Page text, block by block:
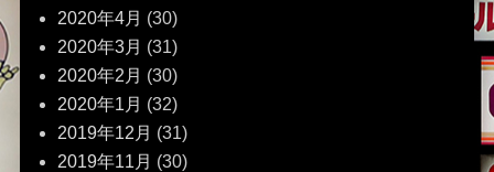
2020年4月 (30)
2020年3月 (31)
2020年2月 (30)
2020年1月 (32)
2019年12月 (31)
2019年11月 (30)